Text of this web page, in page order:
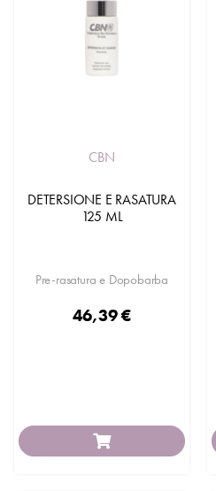
CBN
DETERSIONE E RASATURA
125 ML
Pre-rasatura e Dopobarba
46,39 €